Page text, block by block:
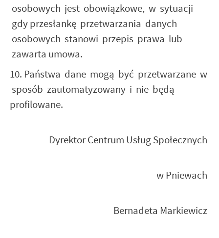
osobowych jest obowiązkowe, w sytuacji
gdy przesłankę przetwarzania danych
osobowych stanowi przepis prawa lub
zawarta umowa.
10. Państwa dane mogą być przetwarzane w
sposób zautomatyzowany i nie będą
profilowane.
Dyrektor Centrum Usług Społecznych
w Pniewach
Bernadeta Markiewicz